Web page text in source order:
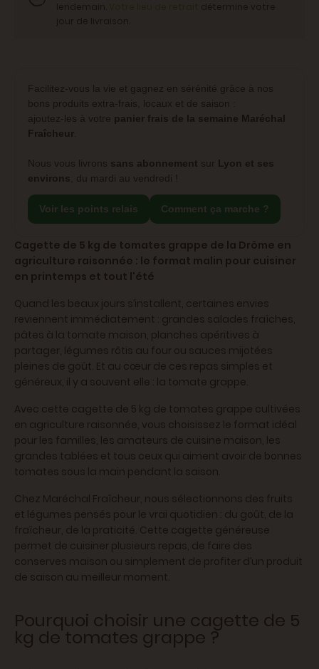
Facilitez-vous la vie et gagnez en sérénité grâce à nos
bons produits extra-frais, locaux et de saison :
ajoutez-les à votre panier frais de la semaine Maréchal
Fraîcheur
Nous vous livrons sans abonnement sur Lyon et ses
environs , du mardi au vendredi !
Voir les points relais Comment ça marche ?
Cagette de 5 kg de tomates grappe de la Drôme en
agriculture raisonnée : le format malin pour cuisiner
en printemps et tout l'été
Quand les beaux jours s’installent, certaines envies
reviennent immédiatement : grandes salades fraîches,
pâtes à la tomate maison, planches apéritives à
partager, légumes rôtis au four ou sauces mijotées
pleines de goût. Et au cœur de ces repas simples et
généreux, il y a souvent elle : la tomate grappe.
Avec cette cagette de 5 kg de tomates grappe cultivées
en agriculture raisonnée, vous choisissez le format idéal
pour les familles, les amateurs de cuisine maison, les
grandes tablées et tous ceux qui aiment avoir de bonnes
tomates sous la main pendant la saison.
Chez Maréchal Fraîcheur, nous sélectionnons des fruits
et légumes pensés pour le vrai quotidien : du goût, de la
fraîcheur, de la praticité. Cette cagette généreuse
permet de cuisiner plusieurs repas, de faire des
conserves maison ou simplement de profiter d’un produit
de saison au meilleur moment.
Pourquoi choisir une cagette de 5
kg de tomates grappe ?